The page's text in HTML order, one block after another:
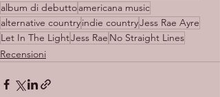
album di debuttoamericana music
alternative countryindie countryJess Rae Ayre
Let In The LightJess Rae No Straight Lines
Recensioni